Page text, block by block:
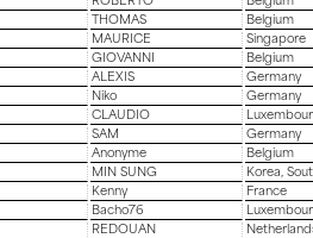
THOMAS
Belgium
MAURICE
Singapore
GIOVANNI
Belgium
ALEXIS
Germany
Niko
Germany
CLAUDIO
SAM
Germany
Anonyme
Belgium
MIN SUNG
Korea,
Kenny
France
Bacho76
REDOUAN